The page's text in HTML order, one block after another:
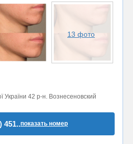
13 фото
42 р-н. Вознесеновский
451..показать номер